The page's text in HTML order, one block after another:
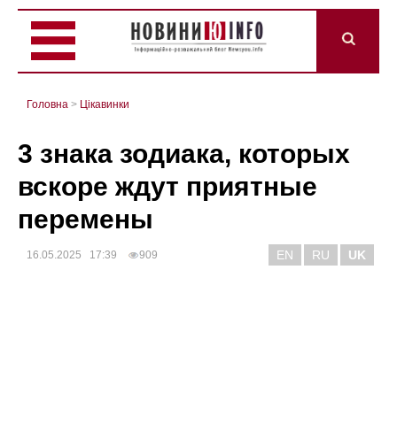
Головна > Цікавинки
3 знака зодиака, которых
вскоре ждут приятные
перемены
16.05.2025 17:39 909 EN RU UK